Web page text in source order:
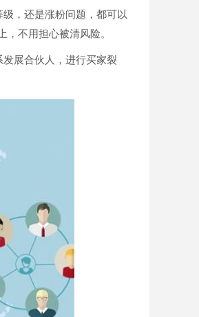
，还是涨粉问题，都可以
不用担心被清风险。
展合伙人，进行买家裂